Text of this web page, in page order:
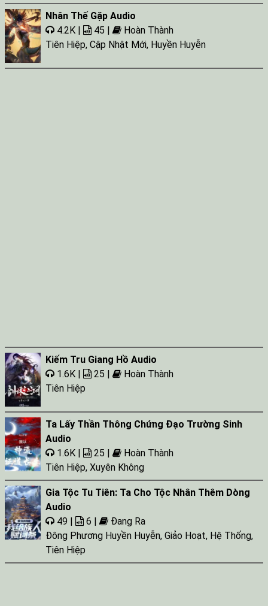
Nhân Thế Gặp Audio
4.2K |
45 |
Hoàn Thành
Tiên Hiệp, Cập Nhật Mới, Huyền Huyễn
Kiếm Tru Giang Hồ Audio
1.6K |
25 |
Hoàn Thành
Tiên Hiệp
Ta Lấy Thần Thông Chứng Đạo Trường Sinh
Audio
1.6K |
25 |
Hoàn Thành
Tiên Hiệp, Xuyên Không
Gia Tộc Tu Tiên: Ta Cho Tộc Nhân Thêm Dòng
Audio
49 |
6 |
Đang Ra
Đông Phương Huyền Huyễn, Giảo Hoạt, Hệ Thống,
Tiên Hiệp